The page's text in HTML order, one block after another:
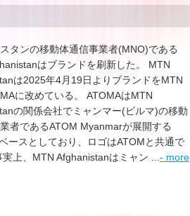
タンの移動体通信事業者(MNO)である
はブランドを刷新した。 MTN
は2025年4月19日よりブランドをMTN
に改めている。 ATOMAはMTN
の関係会社でミャンマー(ビルマ)の移動
者であるATOM Myanmarが展開する
ースとしており、ロゴはATOMと共通で
上、MTN Afghanistanはミャン ... - more